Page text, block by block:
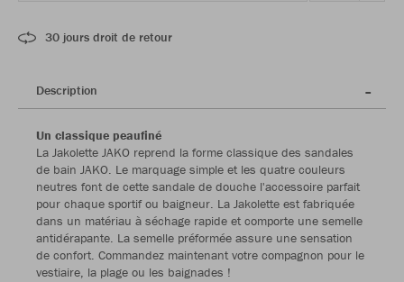
30 jours droit de retour
Description
Un classique peaufiné
La Jakolette JAKO reprend la forme classique des sandales
de bain JAKO. Le marquage simple et les quatre couleurs
neutres font de cette sandale de douche l'accessoire parfait
pour chaque sportif ou baigneur. La Jakolette est fabriquée
dans un matériau à séchage rapide et comporte une semelle
antidérapante. La semelle préformée assure une sensation
de confort. Commandez maintenant votre compagnon pour le
vestiaire, la plage ou les baignades !